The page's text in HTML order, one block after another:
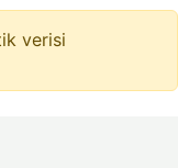
verisi